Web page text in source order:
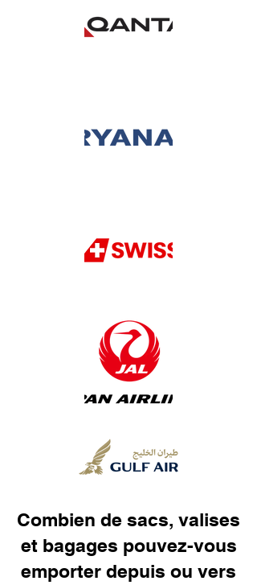
Combien de sacs, valises
et bagages pouvez-vous
emporter depuis ou vers